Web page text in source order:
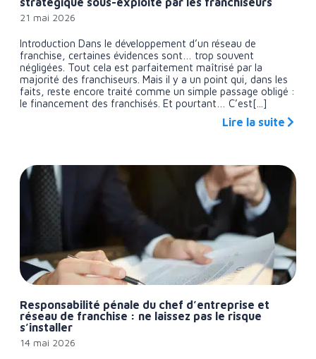
21 mai 2026
Introduction Dans le développement d’un réseau de
franchise, certaines évidences sont… trop souvent
négligées. Tout cela est parfaitement maîtrisé par la
majorité des franchiseurs. Mais il y a un point qui, dans les
faits, reste encore traité comme un simple passage obligé :
le financement des franchisés. Et pourtant… C’est[...]
Lire la suite
Responsabilité pénale du chef d’entreprise et
réseau de franchise : ne laissez pas le risque
s’installer
14 mai 2026